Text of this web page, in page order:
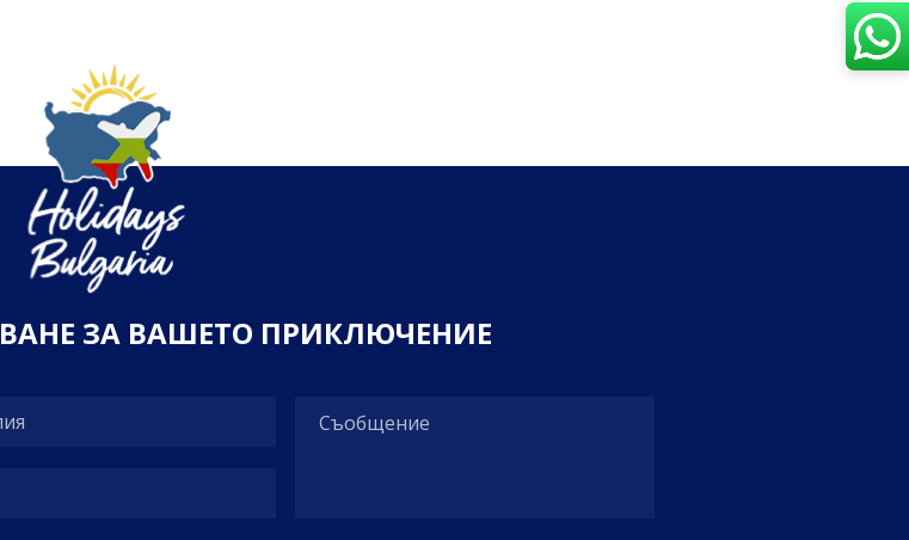
ВАНЕ ЗА ВАШЕТО ПРИКЛЮЧЕНИЕ